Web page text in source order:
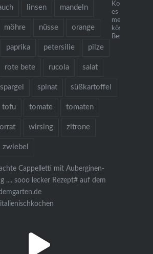
linsen mandeln
möhre nüsse orange
paprika petersilie pilze
rote bete rucola salat
spargel spinat süßkartoffel
tofu tomate tomaten
wirsing zitrone
zwiebel
Kochbuch
es gibt
mehr als 130
köstlichen
Bestellung